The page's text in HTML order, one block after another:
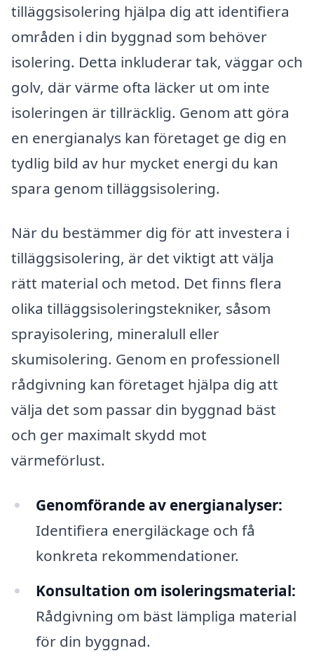
tilläggsisolering hjälpa dig att identifiera
områden i din byggnad som behöver
isolering. Detta inkluderar tak, väggar och
golv, där värme ofta läcker ut om inte
isoleringen är tillräcklig. Genom att göra
en energianalys kan företaget ge dig en
tydlig bild av hur mycket energi du kan
spara genom tilläggsisolering.
När du bestämmer dig för att investera i
tilläggsisolering, är det viktigt att välja
rätt material och metod. Det finns flera
olika tilläggsisoleringstekniker, såsom
sprayisolering, mineralull eller
skumisolering. Genom en professionell
rådgivning kan företaget hjälpa dig att
välja det som passar din byggnad bäst
och ger maximalt skydd mot
värmeförlust.
Genomförande av energianalyser:
Identifiera energiläckage och få
konkreta rekommendationer.
Konsultation om isoleringsmaterial:
Rådgivning om bäst lämpliga material
för din byggnad.